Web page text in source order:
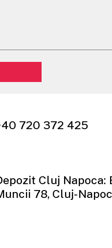
720 372 425
Cluj Napoca:
78, Cluj-